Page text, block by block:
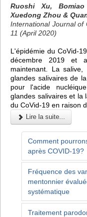
Ruoshi Xu,
Xuedong Zhou &
International Journal of
11 (April 2020)
L'épidémie du CoVid-
décembre 2019 et
maintenant. La
glandes salivaires de
pour l'acide
glandes salivaires et la
du CoVid-19 en raison
Lire la suite...
Comment
après COVID-19?
Fréquence des
mentonnier
systématique
Traitement